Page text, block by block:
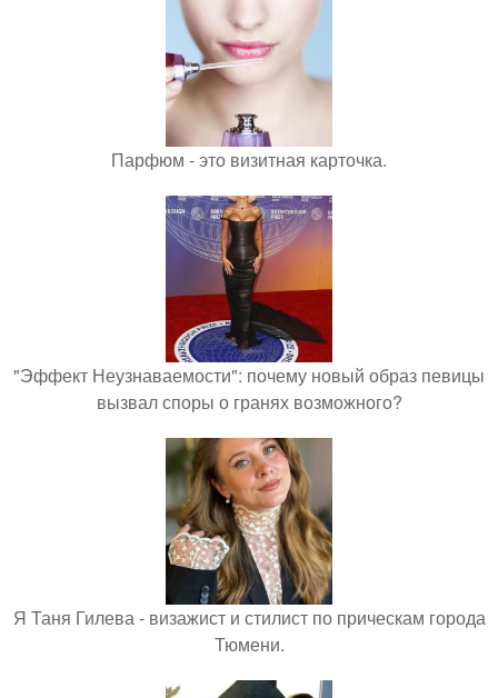
Парфюм - это визитная карточка.
"Эффект Неузнаваемости": почему новый образ певицы
вызвал споры о гранях возможного?
Я Таня Гилева - визажист и стилист по прическам города
Тюмени.